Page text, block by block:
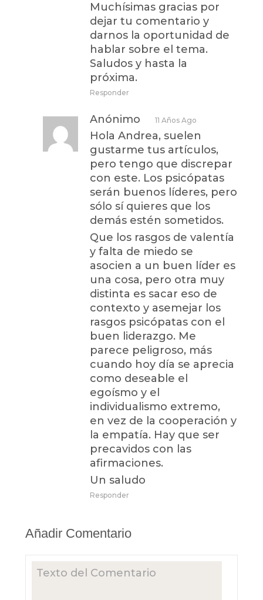
Muchísimas gracias por
dejar tu comentario y
darnos la oportunidad de
hablar sobre el tema.
Saludos y hasta la
próxima.
Responder
Anónimo 11 Años Ago
Hola Andrea, suelen
gustarme tus artículos,
pero tengo que discrepar
con este. Los psicópatas
serán buenos líderes, pero
sólo sí quieres que los
demás estén sometidos.
Que los rasgos de valentía
y falta de miedo se
asocien a un buen líder es
una cosa, pero otra muy
distinta es sacar eso de
contexto y asemejar los
rasgos psicópatas con el
buen liderazgo. Me
parece peligroso, más
cuando hoy día se aprecia
como deseable el
egoísmo y el
individualismo extremo,
en vez de la cooperación y
la empatía. Hay que ser
precavidos con las
afirmaciones.
Un saludo
Responder
Añadir Comentario